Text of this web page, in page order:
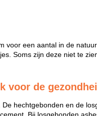
voor een aantal in de
Soms zijn deze niet te
voor de
De hechtgebonden en de